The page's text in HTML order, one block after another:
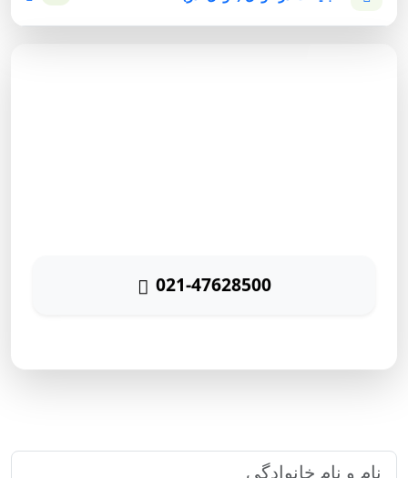
021-47628500